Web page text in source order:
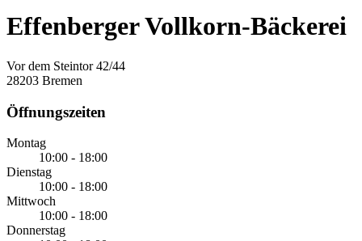
Effenberger Vollkorn-Bäckerei
Vor dem Steintor 42/44
28203 Bremen
Öffnungszeiten
Montag
10:00 - 18:00
Dienstag
10:00 - 18:00
Mittwoch
10:00 - 18:00
Donnerstag